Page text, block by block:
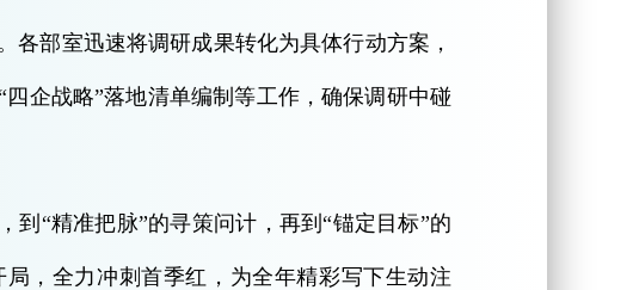
各部室迅速将调研成果转化为具体行动方案，
企战略”落地清单编制等工作，确保调研中碰
到“精准把脉”的寻策问计，再到“锚定目标”的
，全力冲刺首季红，为全年精彩写下生动注